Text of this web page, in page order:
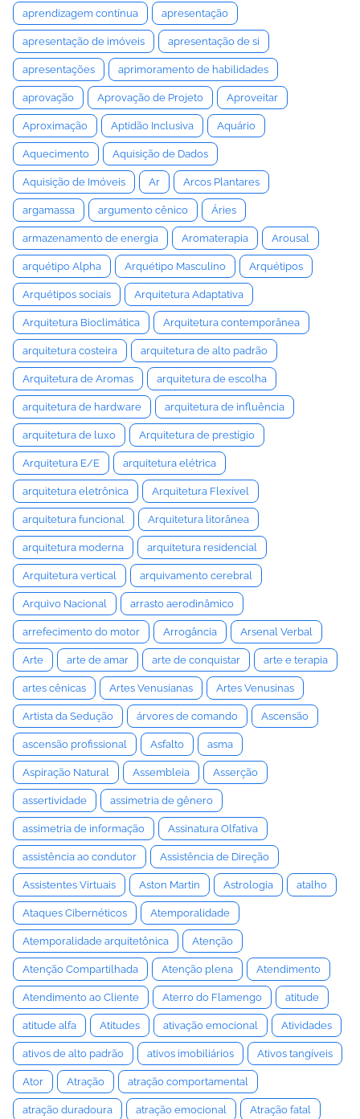
aprendizagem contínua apresentação
apresentação de imóveis apresentação de si
apresentações aprimoramento de habilidades
aprovação Aprovação de Projeto Aproveitar
Aproximação Aptidão Inclusiva Aquário
Aquecimento Aquisição de Dados
Aquisição de Imóveis Ar Arcos Plantares
argamassa argumento cênico Áries
armazenamento de energia Aromaterapia Arousal
arquétipo Alpha Arquétipo Masculino Arquétipos
Arquétipos sociais Arquitetura Adaptativa
Arquitetura Bioclimática Arquitetura contemporânea
arquitetura costeira arquitetura de alto padrão
Arquitetura de Aromas arquitetura de escolha
arquitetura de hardware arquitetura de influência
arquitetura de luxo Arquitetura de prestígio
Arquitetura E/E arquitetura elétrica
arquitetura eletrônica Arquitetura Flexível
arquitetura funcional Arquitetura litorânea
arquitetura moderna arquitetura residencial
Arquitetura vertical arquivamento cerebral
Arquivo Nacional arrasto aerodinâmico
arrefecimento do motor Arrogância Arsenal Verbal
Arte arte de amar arte de conquistar arte e terapia
artes cênicas Artes Venusianas Artes Venusinas
Artista da Sedução árvores de comando Ascensão
ascensão profissional Asfalto asma
Aspiração Natural Assembleia Asserção
assertividade assimetria de gênero
assimetria de informação Assinatura Olfativa
assistência ao condutor Assistência de Direção
Assistentes Virtuais Aston Martin Astrologia atalho
Ataques Cibernéticos Atemporalidade
Atemporalidade arquitetônica Atenção
Atenção Compartilhada Atenção plena Atendimento
Atendimento ao Cliente Aterro do Flamengo atitude
atitude alfa Atitudes ativação emocional Atividades
ativos de alto padrão ativos imobiliários Ativos tangíveis
Ator Atração atração comportamental
atração duradoura atração emocional Atração fatal